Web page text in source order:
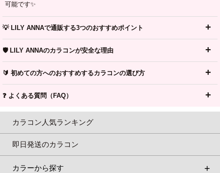
可能です✨
💡 LILY ANNAで通販する3つのおすすめポイント
🛡️ LILY ANNAのカラコンが安全な理由
🔰 初めての方へのおすすめするカラコンの選び方
❓ よくある質問（FAQ）
カラコン人気ランキング
即日発送のカラコン
カラーから探す